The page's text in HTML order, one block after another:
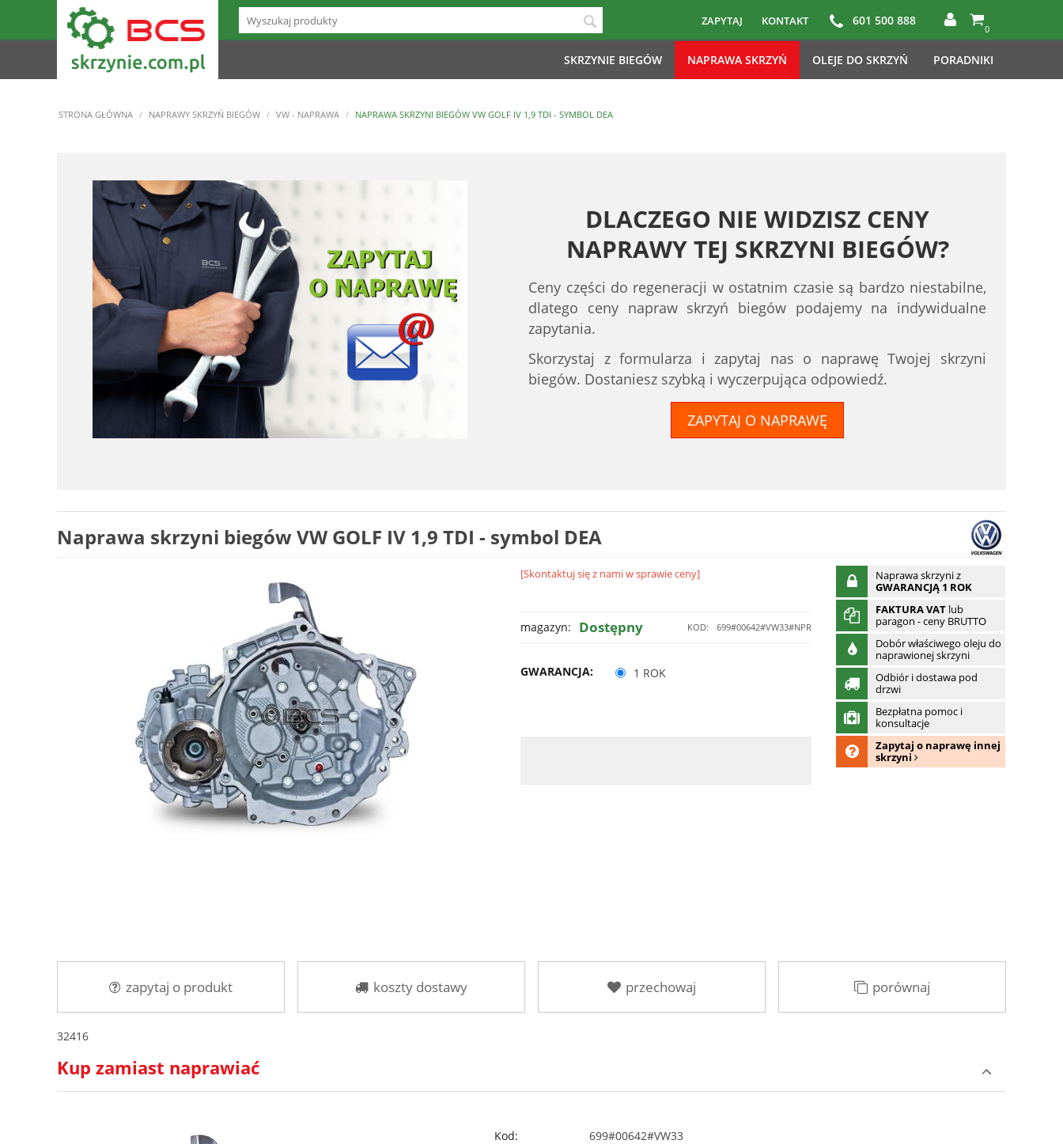
ZAPYTAJ KONTAKT 601 500 888
0
SKRZYNIE BIEGÓW NAPRAWA SKRZYŃ OLEJE DO SKRZYŃ PORADNIKI
STRONA GŁÓWNA / NAPRAWY SKRZYŃ BIEGÓW / VW - NAPRAWA / NAPRAWA SKRZYNI BIEGÓW VW GOLF IV 1,9 TDI - SYMBOL DEA
DLACZEGO NIE WIDZISZ CENY
NAPRAWY TEJ SKRZYNI BIEGÓW?
Ceny części do regeneracji w ostatnim czasie są bardzo niestabilne,
dlatego ceny napraw skrzyń biegów podajemy na indywidualne
zapytania.
Skorzystaj z formularza i zapytaj nas o naprawę Twojej skrzyni
biegów. Dostaniesz szybką i wyczerpująca odpowiedź.
ZAPYTAJ O NAPRAWĘ
Naprawa skrzyni biegów VW GOLF IV 1,9 TDI - symbol DEA
[Skontaktuj się z nami w sprawie ceny]
KOD: 699#00642#VW33#NPR
magazyn: Dostępny
GWARANCJA: 1 ROK
Naprawa skrzyni z
GWARANCJĄ 1 ROK
FAKTURA VAT lub
paragon - ceny BRUTTO
Dobór właściwego oleju do
naprawionej skrzyni
Odbiór i dostawa pod
drzwi
Bezpłatna pomoc i
konsultacje
Zapytaj o naprawę innej
skrzyni
zapytaj o produkt koszty dostawy przechowaj porównaj
32416
Kup zamiast naprawiać
Kod: 699#00642#VW33